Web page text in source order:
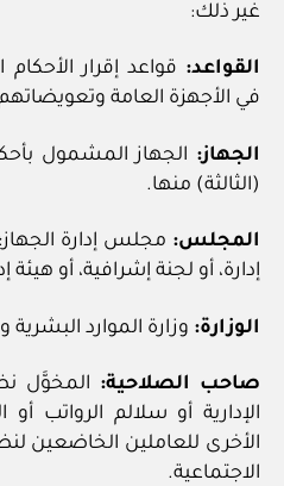
غير ذلك:
القواعد: قواعد إقرار
في الأجهزة العامة
الجهاز: الجهاز المشمول
(الثالثة) منها.
المجلس: مجلس إدارة
إدارة، أو لجنة إشرافية، أو هيئة
الوزارة: وزارة الموارد البشرية
صاحب الصلاحية: المخوَّل
الإدارية أو سلالم الرواتب أو
الأخرى للعاملين الخاضعين
الاجتماعية.